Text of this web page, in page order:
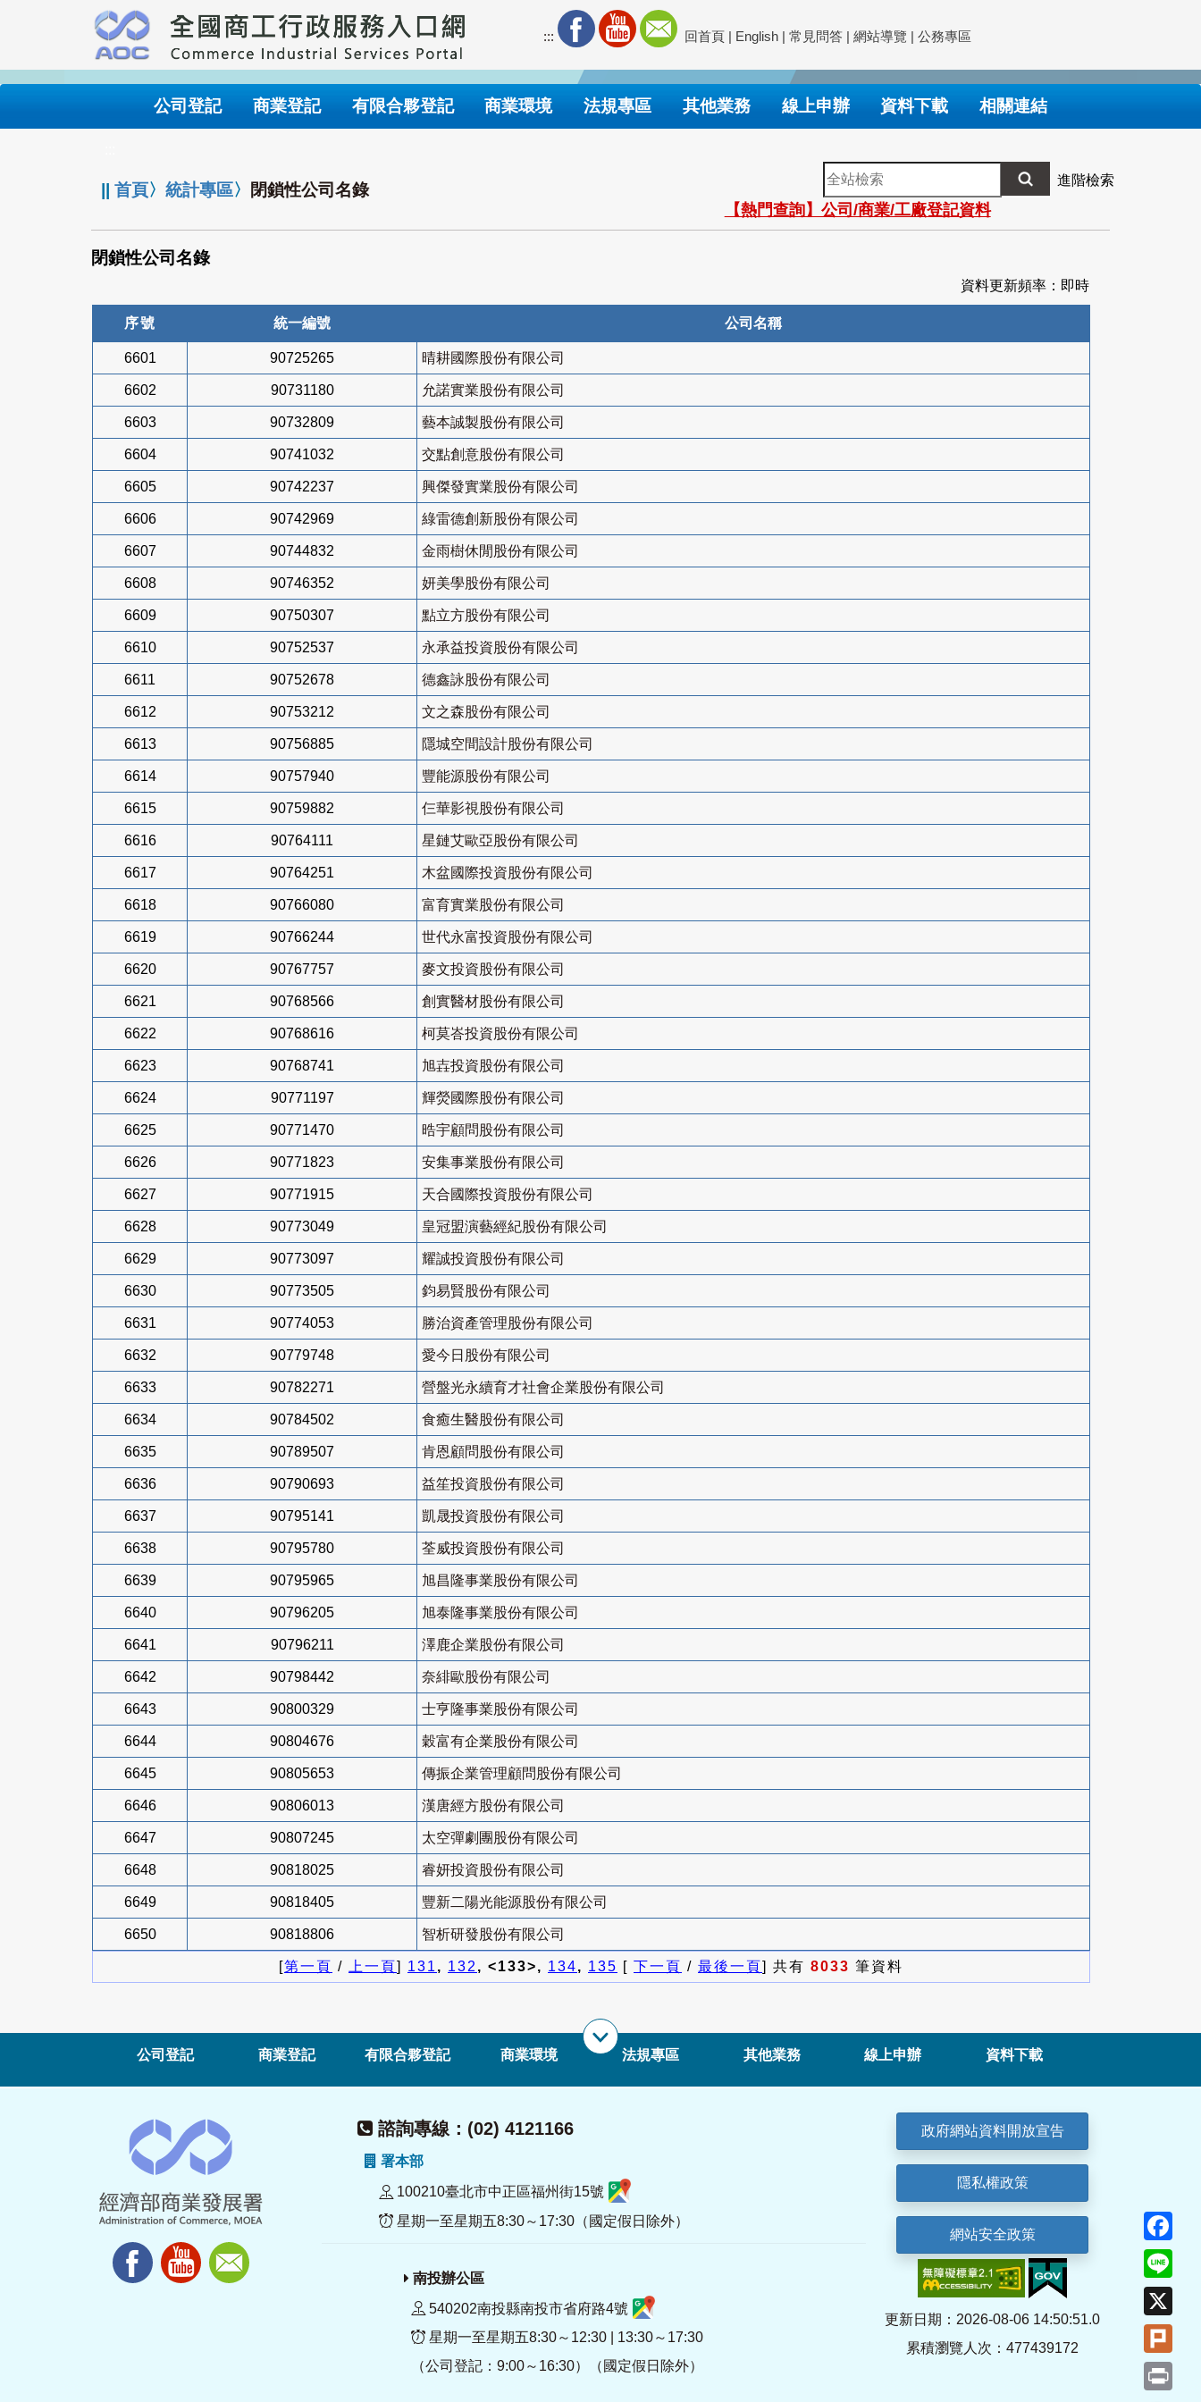
要
內
::: 回首頁 | English | 常見問答 | 網站導覽 | 公務專區
公司登記 商業登記 有限合夥登記 商業環境 法規專區 其他業務 線上申辦 資料下載 相關連結
||首頁〉統計專區〉 閉鎖性公司名錄
全
站
檢
索
進階檢索
【熱門查詢】公司/商業/工廠登記資料
閉鎖性公司名錄
資料更新頻率：即時
序號 統一編號 公司名稱
6601 90725265 晴耕國際股份有限公司
6602 90731180 允諾實業股份有限公司
6603 90732809 藝本誠製股份有限公司
6604 90741032 交點創意股份有限公司
6605 90742237 興傑發實業股份有限公司
6606 90742969 綠雷德創新股份有限公司
6607 90744832 金雨樹休閒股份有限公司
6608 90746352 妍美學股份有限公司
6609 90750307 點立方股份有限公司
6610 90752537 永承益投資股份有限公司
6611 90752678 德鑫詠股份有限公司
6612 90753212 文之森股份有限公司
6613 90756885 隱城空間設計股份有限公司
6614 90757940 豐能源股份有限公司
6615 90759882 仨華影視股份有限公司
6616 90764111 星鏈艾歐亞股份有限公司
6617 90764251 木盆國際投資股份有限公司
6618 90766080 富育實業股份有限公司
6619 90766244 世代永富投資股份有限公司
6620 90767757 麥文投資股份有限公司
6621 90768566 創實醫材股份有限公司
6622 90768616 柯莫峇投資股份有限公司
6623 90768741 旭壵投資股份有限公司
6624 90771197 輝熒國際股份有限公司
6625 90771470 晧宇顧問股份有限公司
6626 90771823 安集事業股份有限公司
6627 90771915 天合國際投資股份有限公司
6628 90773049 皇冠盟演藝經紀股份有限公司
6629 90773097 耀誠投資股份有限公司
6630 90773505 鈞易賢股份有限公司
6631 90774053 勝治資產管理股份有限公司
6632 90779748 愛今日股份有限公司
6633 90782271 營盤光永續育才社會企業股份有限公司
6634 90784502 食癒生醫股份有限公司
6635 90789507 肯恩顧問股份有限公司
6636 90790693 益笙投資股份有限公司
6637 90795141 凱晟投資股份有限公司
6638 90795780 荃威投資股份有限公司
6639 90795965 旭昌隆事業股份有限公司
6640 90796205 旭泰隆事業股份有限公司
6641 90796211 澤鹿企業股份有限公司
6642 90798442 奈緋歐股份有限公司
6643 90800329 士亨隆事業股份有限公司
6644 90804676 穀富有企業股份有限公司
6645 90805653 傳振企業管理顧問股份有限公司
6646 90806013 漢唐經方股份有限公司
6647 90807245 太空彈劇團股份有限公司
6648 90818025 睿妍投資股份有限公司
6649 90818405 豐新二陽光能源股份有限公司
6650 90818806 智析研發股份有限公司
[第一頁 / 上一頁] 131, 132, <133>, 134, 135 [ 下一頁 / 最後一頁] 共有 8033 筆資料
公司登記 商業登記 有限合夥登記 商業環境 法規專區 其他業務 線上申辦 資料下載
諮詢專線：(02) 4121166
署本部
100210臺北市中正區福州街15號
星期一至星期五8:30～17:30（國定假日除外）
南投辦公區
540202南投縣南投市省府路4號
星期一至星期五8:30～12:30 | 13:30～17:30
（公司登記：9:00～16:30）（國定假日除外）
政府網站資料開放宣告
隱私權政策
網站安全政策
更新日期：2026-08-06 14:50:51.0
累積瀏覽人次：477439172